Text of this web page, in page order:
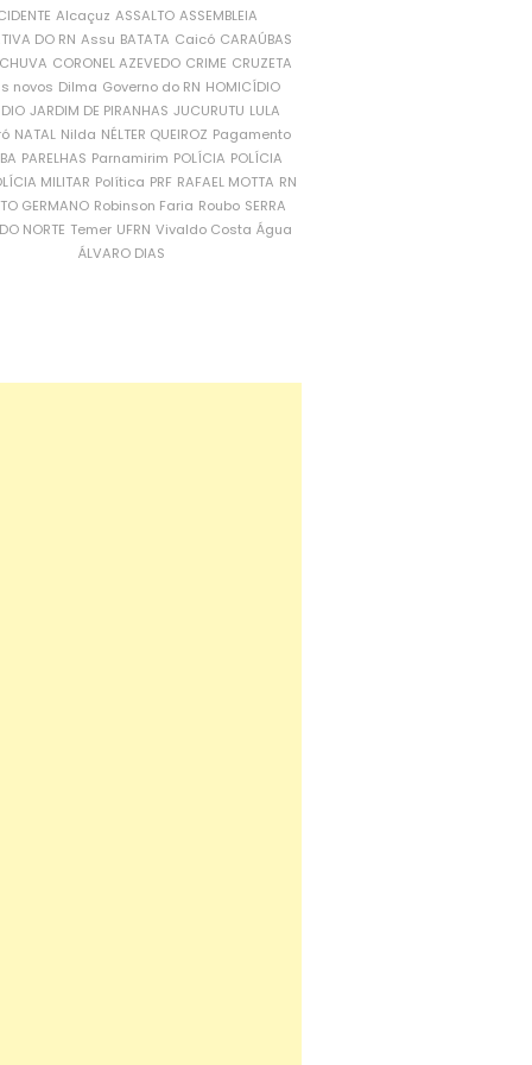
Alcaçuz ASSALTO ASSEMBLEIA
DO RN Assu BATATA Caicó CARAÚBAS
CORONEL AZEVEDO CRIME CRUZETA
novos Dilma Governo do RN HOMICÍDIO
JARDIM DE PIRANHAS JUCURUTU LULA
NATAL Nilda NÉLTER QUEIROZ Pagamento
PARELHAS Parnamirim POLÍCIA POLÍCIA
MILITAR Política PRF RAFAEL MOTTA RN
GERMANO Robinson Faria Roubo SERRA
NORTE Temer UFRN Vivaldo Costa Água
ÁLVARO DIAS